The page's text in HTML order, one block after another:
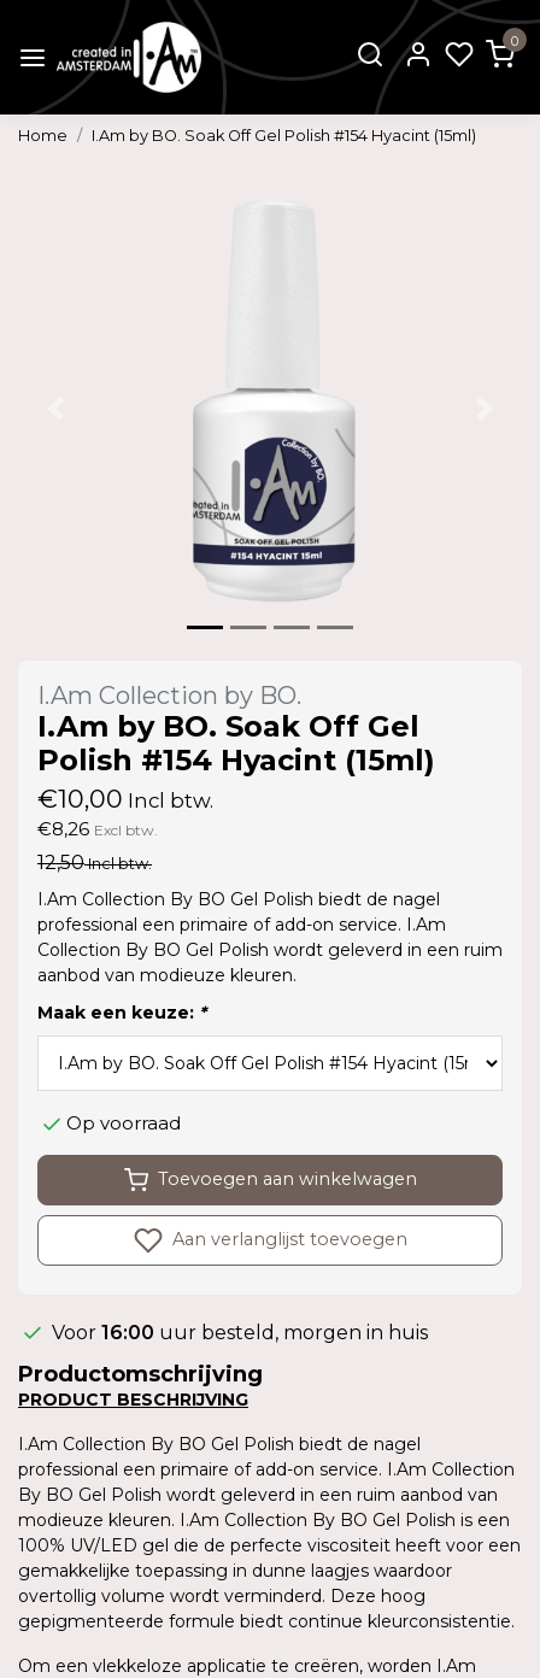
0
Home I.Am by BO. Soak Off Gel Polish #154 Hyacint (15ml)
I.Am Collection by BO.
I.Am by BO. Soak Off Gel
Polish #154 Hyacint (15ml)
€10,00 Incl btw.
€8,26 Excl btw.
12,50Incl btw.
I.Am Collection By BO Gel Polish biedt de nagel
professional een primaire of add-on service. I.Am
Collection By BO Gel Polish wordt geleverd in een ruim
aanbod van modieuze kleuren.
Maak een keuze: *
Op voorraad
Toevoegen aan winkelwagen
Aan verlanglijst toevoegen
Voor 16:00 uur besteld, morgen in huis
Productomschrijving
PRODUCT BESCHRIJVING
I.Am Collection By BO Gel Polish biedt de nagel
professional een primaire of add-on service. I.Am Collection
By BO Gel Polish wordt geleverd in een ruim aanbod van
modieuze kleuren. I.Am Collection By BO Gel Polish is een
100% UV/LED gel die de perfecte viscositeit heeft voor een
gemakkelijke toepassing in dunne laagjes waardoor
overtollig volume wordt verminderd. Deze hoog
gepigmenteerde formule biedt continue kleurconsistentie.
Om een vlekkeloze applicatie te creëren, worden I.Am